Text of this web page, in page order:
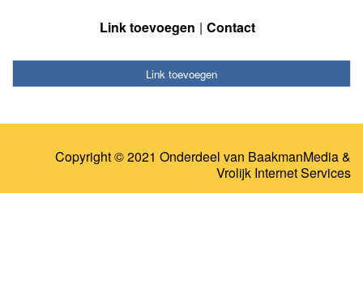
Link toevoegen Contact
Link toevoegen
Copyright © 2021 Onderdeel van BaakmanMedia&
Vrolijk Internet Services